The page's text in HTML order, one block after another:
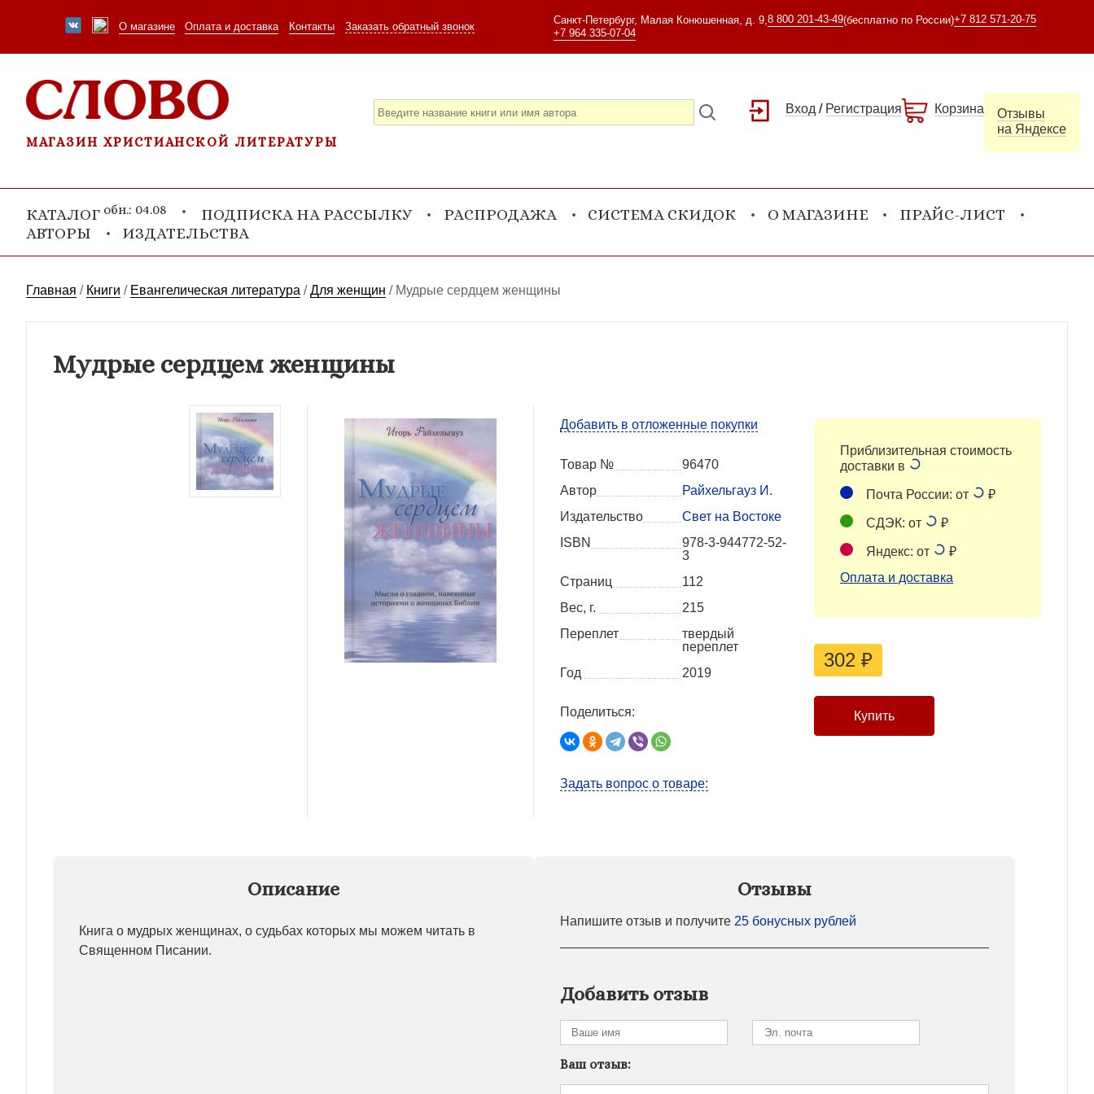
О магазине Оплата и доставка Контакты Заказать обратный звонок
Санкт-Петербург, Малая Конюшенная, д. 9, 8 800 201-43-49(бесплатно по России)+7 812 571-20-75
+7 964 335-07-04
МАГАЗИН ХРИСТИАНСКОЙ ЛИТЕРАТУРЫ
Вход / Регистрация Корзина
Отзывы
на Яндексе
КАТАЛОГ обн.: 04.08 ПОДПИСКА НА РАССЫЛКУ РАСПРОДАЖА СИСТЕМА СКИДОК О МАГАЗИНЕ
ПРАЙС-ЛИСТ
АВТОРЫ
ИЗДАТЕЛЬСТВА
Главная / Книги / Евангелическая литература /Для женщин / Мудрые сердцем женщины
Мудрые сердцем женщины
Добавить в отложенные покупки
Товар №
96470
Автор
Райхельгауз И.
Издательство
Свет на Востоке
ISBN
978-3-944772-52-
3
Страниц
112
Вес, г.
215
Переплет
твердый
переплет
Год
2019
Поделиться:
Задать вопрос о товаре:
Приблизительная стоимость
доставки в
Почта России: от ₽
СДЭК: от ₽
Яндекс: от
₽
Оплата и доставка
302 ₽
Описание
Книга о мудрых женщинах, о судьбах которых мы можем читать в
Священном Писании.
Отзывы
Напишите отзыв и получите 25 бонусных рублей
Добавить отзыв
Ваш отзыв: